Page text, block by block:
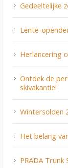
Gedeeltelijke
Lente-
Herlancering
Ontdek de
skivakantie!
Wintersolden
Het belang
PRADA Trunk